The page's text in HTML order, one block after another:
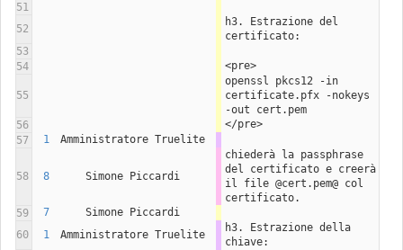
51
52
h3. Estrazione del
certificato:
53
54
<pre>
55
openssl pkcs12 -in
certificate.pfx -nokeys
-out cert.pem
56
</pre>
57
1 Amministratore Truelite
58 8 Simone Piccardi
chiederà la passphrase
del certificato e creerà
il file @cert.pem@ col
certificato.
59
7
Simone Piccardi
60
1 Amministratore Truelite
h3. Estrazione della
chiave: